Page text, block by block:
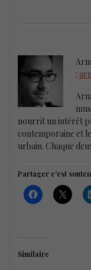
:
nourrit un intérêt
contemporaine et
urbain. Chaque
Partager c'est
Similaire